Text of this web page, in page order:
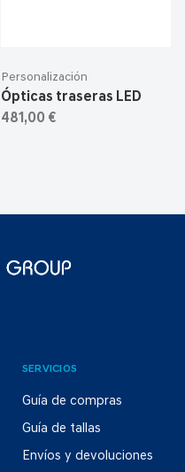
Personalización
Ópticas traseras LED
481,00 €
SERVICIOS
Guía de compras
Guía de tallas
Envíos y devoluciones